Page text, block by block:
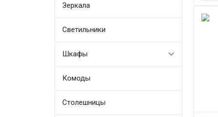
Зеркала
Светильники
Шкафы
Комоды
Столешницы